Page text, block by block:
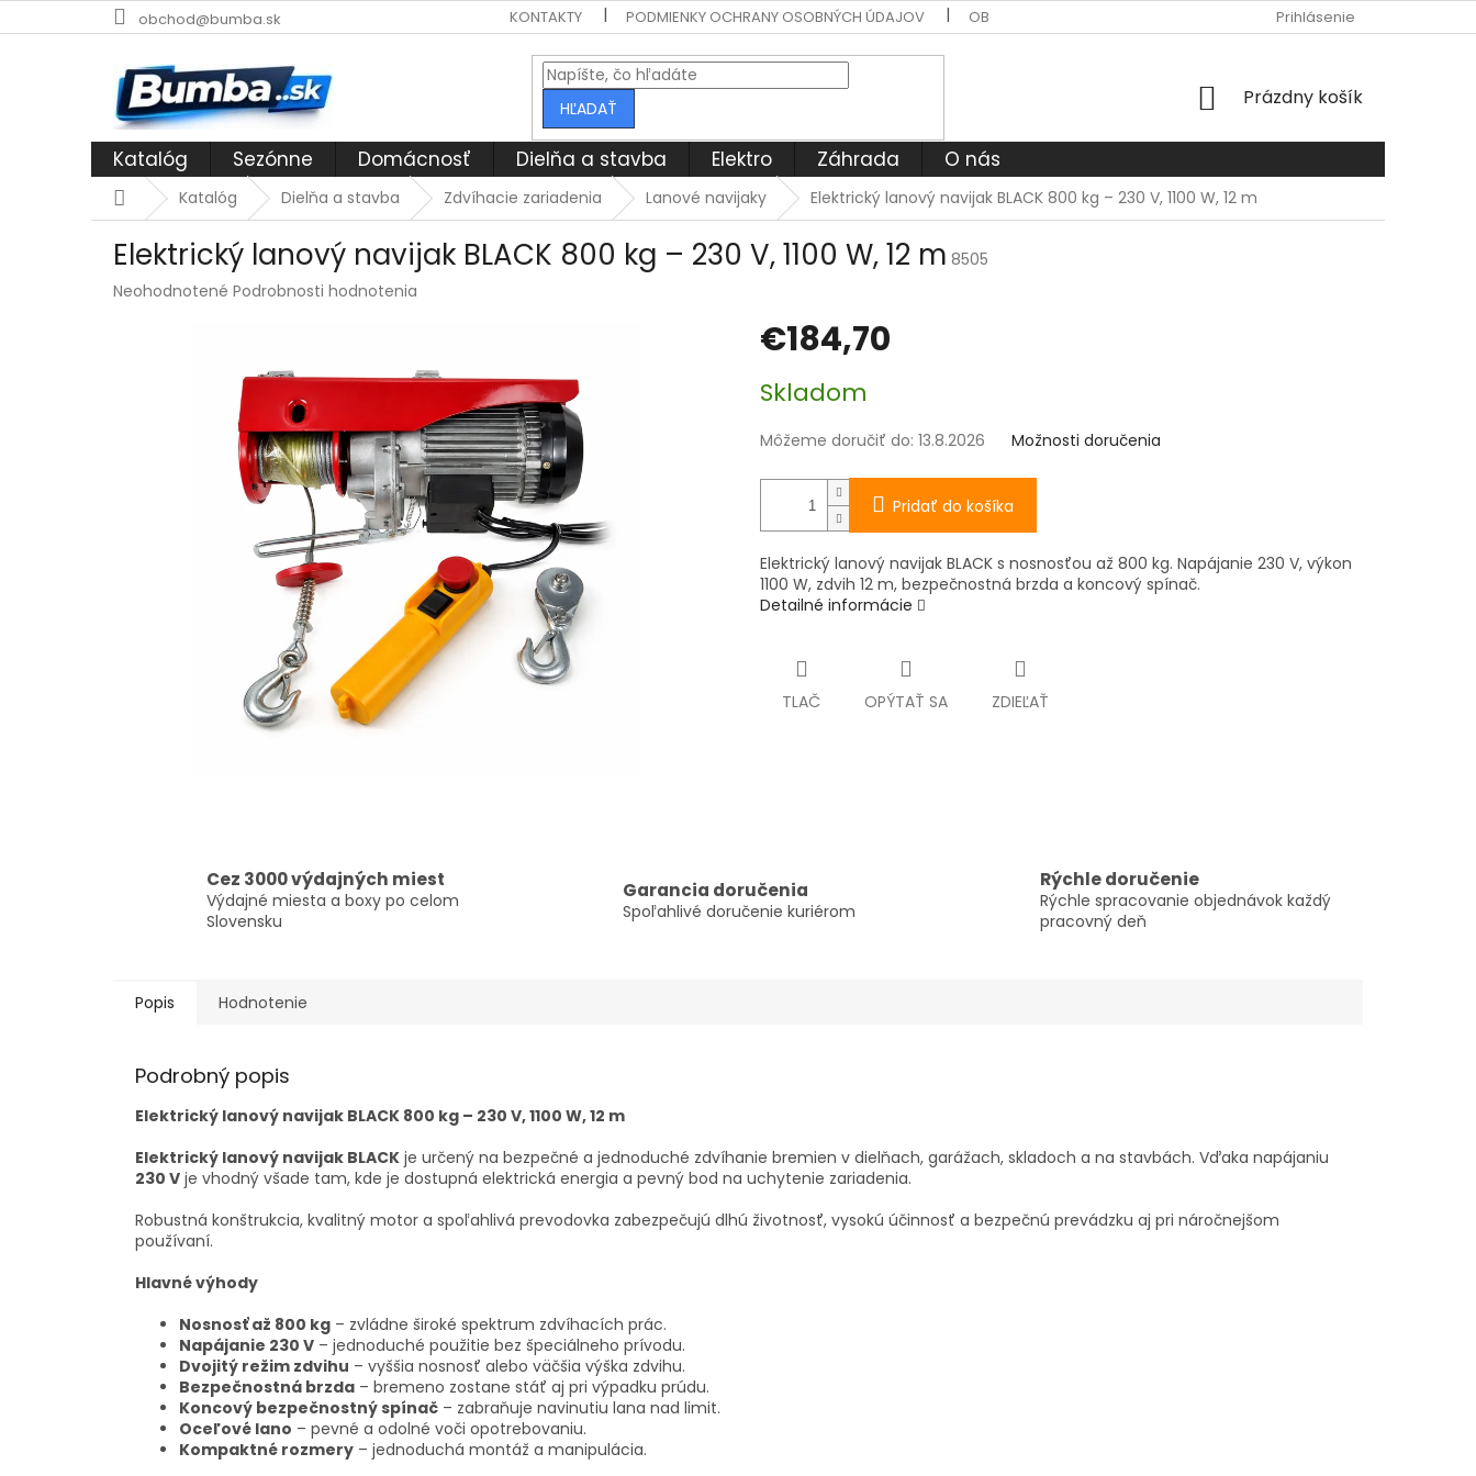
na
obchod@bumba.sk KONTAKTY PODMIENKY OCHRANY OSOBNÝCH ÚDAJOV OBCHODNÉ PODMIENKY DOPRAVA A PLATBA
Prihlásenie
HĽADAŤ
NÁKUPNÝ
Prázdny košík
Katalóg Sezónne Domácnosť Dielňa a stavba Elektro Záhrada O nás
DomovKatalóg Dielňa a stavba Zdvíhacie zariadenia Lanové navijaky Elektrický lanový navijak BLACK 800 kg – 230 V, 1100 W, 12 m
Elektrický lanový navijak BLACK 800 kg – 230 V, 1100 W, 12 m 8505
Priemerné
Neohodnotené Podrobnosti hodnotenia
€184,70
cena:
Skladom
Môžeme doručiť do: 13.8.2026 Možnosti doručenia
Pridať do košíka
Elektrický lanový navijak BLACK s nosnosťou až 800 kg. Napájanie 230 V, výkon
1100 W, zdvih 12 m, bezpečnostná brzda a koncový spínač.
Detailné informácie
TLAČ OPÝTAŤ SA ZDIEĽAŤ
Cez 3000 výdajných miest
Výdajné miesta a boxy po celom
Slovensku
Garancia doručenia
Spoľahlivé doručenie kuriérom
Rýchle doručenie
Rýchle spracovanie objednávok každý
pracovný deň
Popis Hodnotenie
Podrobný popis
Elektrický lanový navijak BLACK 800 kg – 230 V, 1100 W, 12 m
Elektrický lanový navijak BLACK je určený na bezpečné a jednoduché zdvíhanie bremien v dielňach, garážach, skladoch a na stavbách. Vďaka napájaniu
230 V je vhodný všade tam, kde je dostupná elektrická energia a pevný bod na uchytenie zariadenia.
Robustná konštrukcia, kvalitný motor a spoľahlivá prevodovka zabezpečujú dlhú životnosť, vysokú účinnosť a bezpečnú prevádzku aj pri náročnejšom
používaní.
Hlavné výhody
Nosnosť až 800 kg – zvládne široké spektrum zdvíhacích prác.
Napájanie 230 V – jednoduché použitie bez špeciálneho prívodu.
Dvojitý režim zdvihu – vyššia nosnosť alebo väčšia výška zdvihu.
Bezpečnostná brzda – bremeno zostane stáť aj pri výpadku prúdu.
Koncový bezpečnostný spínač – zabraňuje navinutiu lana nad limit.
Oceľové lano – pevné a odolné voči opotrebovaniu.
Kompaktné rozmery – jednoduchá montáž a manipulácia.